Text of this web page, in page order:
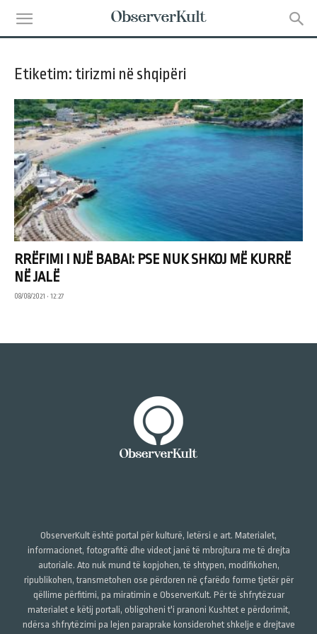
Etiketim: tirizmi në shqipëri
RRËFIMI I NJË BABAI: PSE NUK SHKOJ MË KURRË
NË JALË
08/08/2021 • 12:27
ObserverKult është portal për kulturë, letërsi e art. Materialet,
informacionet, fotografitë dhe videot janë të mbrojtura me të drejta
autoriale. Ato nuk mund të kopjohen, të shtypen, modifikohen,
ripublikohen, transmetohen ose përdoren në çfarëdo forme tjetër për
qëllime përfitimi, pa miratimin e ObserverKult. Për të shfrytëzuar
materialet e këtij portali, obligoheni t'i pranoni Kushtet e përdorimit,
ndërsa shfrytëzimi pa lejen paraprake konsiderohet shkelje e drejtave